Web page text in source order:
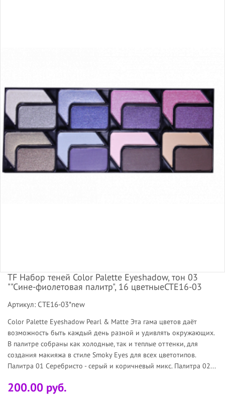
TF Набор теней Color Palette Eyeshadow, тон 03
""Сине-фиолетовая палитр", 16 цветныеCTE16-03
Артикул: CTE16-03*new
Color Palette Eyeshadow Pearl & Matte Эта гама цветов даёт
возможность быть каждый день разной и удивлять окружающих.
В палитре собраны как холодные, так и теплые оттенки, для
создания макияжа в стиле Smoky Eyes для всех цветотипов.
Палитра 01 Серебристо - серый и коричневый микс. Палитра 02...
200.00 руб.